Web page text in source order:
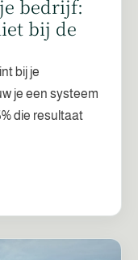
bedrijf:
bij de
bij je
je een systeem
die resultaat